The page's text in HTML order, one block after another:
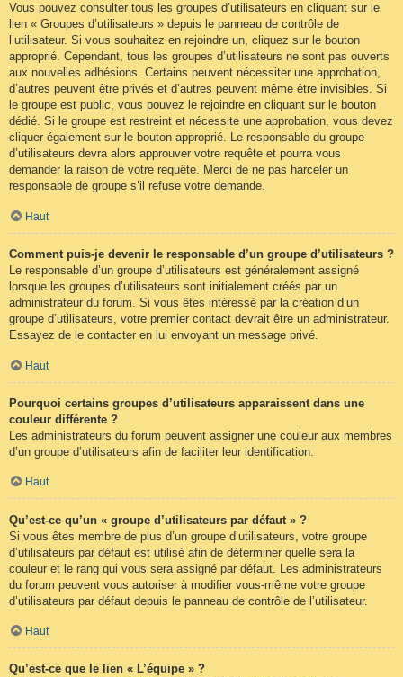
Vous pouvez consulter tous les groupes d’utilisateurs en cliquant sur le
lien « Groupes d’utilisateurs » depuis le panneau de contrôle de
l’utilisateur. Si vous souhaitez en rejoindre un, cliquez sur le bouton
approprié. Cependant, tous les groupes d’utilisateurs ne sont pas ouverts
aux nouvelles adhésions. Certains peuvent nécessiter une approbation,
d’autres peuvent être privés et d’autres peuvent même être invisibles. Si
le groupe est public, vous pouvez le rejoindre en cliquant sur le bouton
dédié. Si le groupe est restreint et nécessite une approbation, vous devez
cliquer également sur le bouton approprié. Le responsable du groupe
d’utilisateurs devra alors approuver votre requête et pourra vous
demander la raison de votre requête. Merci de ne pas harceler un
responsable de groupe s’il refuse votre demande.
Haut
Comment puis-je devenir le responsable d’un groupe d’utilisateurs ?
Le responsable d’un groupe d’utilisateurs est généralement assigné
lorsque les groupes d’utilisateurs sont initialement créés par un
administrateur du forum. Si vous êtes intéressé par la création d’un
groupe d’utilisateurs, votre premier contact devrait être un administrateur.
Essayez de le contacter en lui envoyant un message privé.
Haut
Pourquoi certains groupes d’utilisateurs apparaissent dans une
couleur différente ?
Les administrateurs du forum peuvent assigner une couleur aux membres
d’un groupe d’utilisateurs afin de faciliter leur identification.
Haut
Qu’est-ce qu’un « groupe d’utilisateurs par défaut » ?
Si vous êtes membre de plus d’un groupe d’utilisateurs, votre groupe
d’utilisateurs par défaut est utilisé afin de déterminer quelle sera la
couleur et le rang qui vous sera assigné par défaut. Les administrateurs
du forum peuvent vous autoriser à modifier vous-même votre groupe
d’utilisateurs par défaut depuis le panneau de contrôle de l’utilisateur.
Haut
Qu’est-ce que le lien « L’équipe » ?